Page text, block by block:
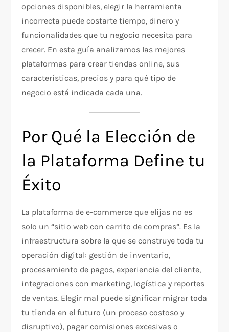
opciones disponibles, elegir la herramienta
incorrecta puede costarte tiempo, dinero y
funcionalidades que tu negocio necesita para
crecer. En esta guía analizamos las mejores
plataformas para crear tiendas online, sus
características, precios y para qué tipo de
negocio está indicada cada una.
Por Qué la Elección de
la Plataforma Define tu
Éxito
La plataforma de e-commerce que elijas no es
solo un “sitio web con carrito de compras”. Es la
infraestructura sobre la que se construye toda tu
operación digital: gestión de inventario,
procesamiento de pagos, experiencia del cliente,
integraciones con marketing, logística y reportes
de ventas. Elegir mal puede significar migrar toda
tu tienda en el futuro (un proceso costoso y
disruptivo), pagar comisiones excesivas o